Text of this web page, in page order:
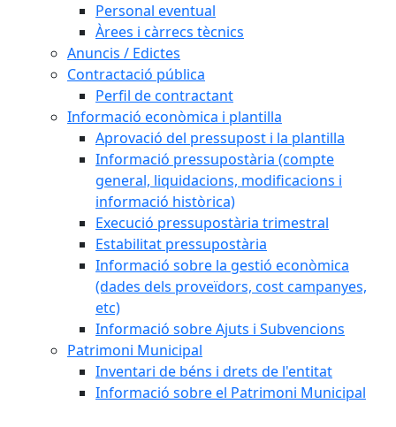
Personal eventual
Àrees i càrrecs tècnics
Anuncis / Edictes
Contractació pública
Perfil de contractant
Informació econòmica i plantilla
Aprovació del pressupost i la plantilla
Informació pressupostària (compte
general, liquidacions, modificacions i
informació històrica)
Execució pressupostària trimestral
Estabilitat pressupostària
Informació sobre la gestió econòmica
(dades dels proveïdors, cost campanyes,
etc)
Informació sobre Ajuts i Subvencions
Patrimoni Municipal
Inventari de béns i drets de l'entitat
Informació sobre el Patrimoni Municipal